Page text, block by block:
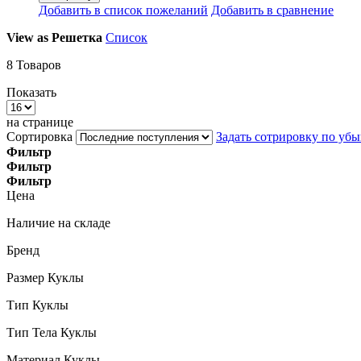
Добавить в список пожеланий Добавить в сравнение
View as Решетка Список
8 Товаров
Показать
на странице
Сортировка
Задать сотрировку по
Фильтр
Фильтр
Фильтр
Цена
Наличие на складе
Бренд
Размер Куклы
Тип Куклы
Тип Тела Куклы